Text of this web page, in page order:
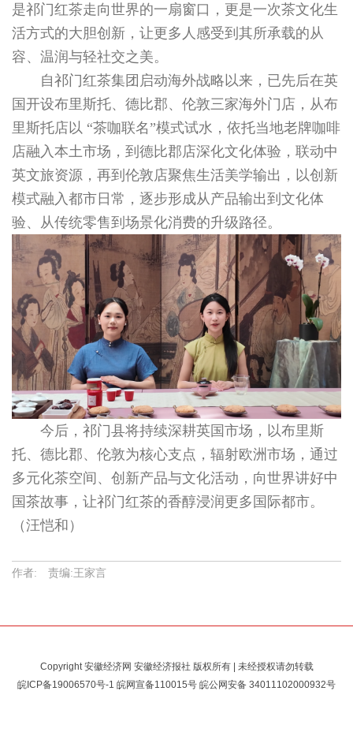
是祁门红茶走向世界的一扇窗口，更是一次茶文化生
活方式的大胆创新，让更多人感受到其所承载的从
容、温润与轻社交之美。
自祁门红茶集团启动海外战略以来，已先后在英
国开设布里斯托、德比郡、伦敦三家海外门店，从布
里斯托店以 “茶咖联名”模式试水，依托当地老牌咖啡
店融入本土市场，到德比郡店深化文化体验，联动中
英文旅资源，再到伦敦店聚焦生活美学输出，以创新
模式融入都市日常，逐步形成从产品输出到文化体
验、从传统零售到场景化消费的升级路径。
今后，祁门县将持续深耕英国市场，以布里斯
托、德比郡、伦敦为核心支点，辐射欧洲市场，通过
多元化茶空间、创新产品与文化活动，向世界讲好中
国茶故事，让祁门红茶的香醇浸润更多国际都市。
（汪恺和）
作者: 责编:王家言
Copyright 安徽经济网 安徽经济报社 版权所有 | 未经授权请勿转载
皖ICP备19006570号-1 皖网宣备110015号 皖公网安备 34011102000932号